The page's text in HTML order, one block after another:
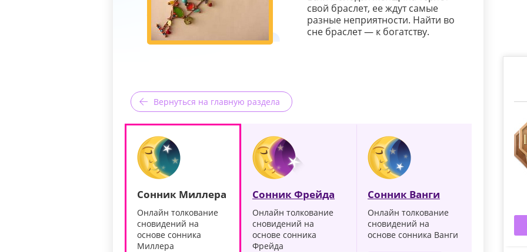
свой браслет, ее ждут самые
разные неприятности. Найти во
сне браслет — к богатству.
Вернуться на главную раздела
Сонник Миллера
Онлайн толкование
сновидений на
основе сонника
Миллера
Сонник Фрейда
Онлайн толкование
сновидений на
основе сонника
Фрейда
Сонник Ванги
Онлайн толкование
сновидений на
основе сонника Ванги